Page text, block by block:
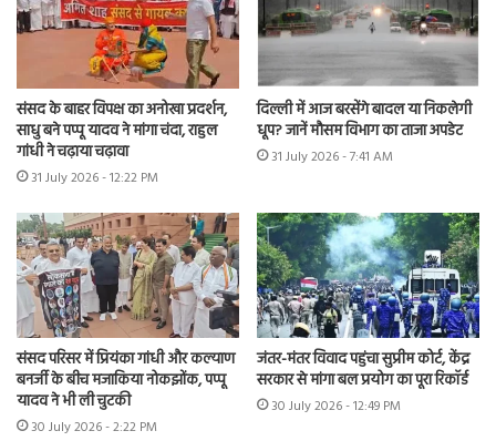
संसद के बाहर विपक्ष का अनोखा प्रदर्शन,
साधु बने पप्पू यादव ने मांगा चंदा, राहुल
गांधी ने चढ़ाया चढ़ावा
31 July 2026 - 12:22 PM
दिल्ली में आज बरसेंगे बादल या निकलेगी
धूप? जानें मौसम विभाग का ताजा अपडेट
31 July 2026 - 7:41 AM
संसद परिसर में प्रियंका गांधी और कल्याण
बनर्जी के बीच मजाकिया नोकझोंक, पप्पू
यादव ने भी ली चुटकी
30 July 2026 - 2:22 PM
जंतर-मंतर विवाद पहुंचा सुप्रीम कोर्ट, केंद्र
सरकार से मांगा बल प्रयोग का पूरा रिकॉर्ड
30 July 2026 - 12:49 PM